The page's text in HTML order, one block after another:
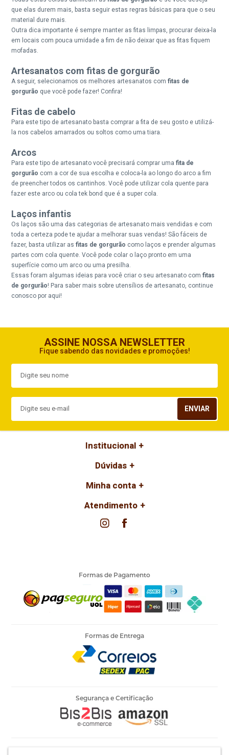
que elas durem mais, basta seguir estas regras básicas para que o seu
material dure mais.
Outra dica importante é sempre manter as fitas limpas, procurar deixa-la
em locais com pouca umidade a fim de não deixar que as fitas fiquem
mofadas.
Artesanatos com fitas de gorgurão
A seguir, selecionamos os melhores artesanatos comfitas de
gorgurão que você pode fazer! Confira!
Fitas de cabelo
Para este tipo de artesanato basta comprar a fita de seu gosto e utilizá-
la nos cabelos amarrados ou soltos como uma tiara.
Arcos
Para este tipo de artesanato você precisará comprar umafita de
gorgurão com a cor de sua escolha e coloca-la ao longo do arco a fim
de preencher todos os cantinhos. Você pode utilizar cola quente para
fazer este arco ou cola tek bond que é a super cola.
Laços infantis
Os laços são uma das categorias de artesanato mais vendidas e com
toda a certeza pode te ajudar a melhorar suas vendas! São fáceis de
fazer, basta utilizar asfitas de gorgurão como laços e prender algumas
partes com cola quente. Você pode colar o laço pronto em uma
superfície como um arco ou uma presilha.
Essas foram algumas ideias para você criar o seu artesanato com fitas
de gorgurão! Para saber mais sobre utensílios de artesanato, continue
conosco por aqui!
ASSINE NOSSA NEWSLETTER
Fique sabendo das novidades e promoções!
ENVIAR
Institucional
Dúvidas
Minha conta
Atendimento
Formas de Pagamento
Formas de Entrega
Segurança e Certificação